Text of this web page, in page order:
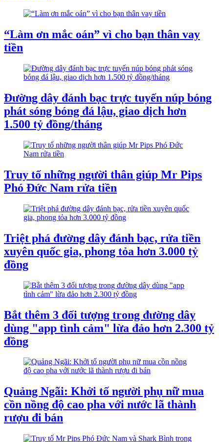
“Làm ơn mắc oán” vì cho bạn thân vay
tiền
Đường dây đánh bạc trực tuyến núp bóng
phát sóng bóng đá lậu, giao dịch hơn
1.500 tỷ đồng/tháng
Truy tố những người thân giúp Mr Pips
Phó Đức Nam rửa tiền
Triệt phá đường dây đánh bạc, rửa tiền
xuyên quốc gia, phong tỏa hơn 3.000 tỷ
đồng
Bắt thêm 3 đối tượng trong đường dây
dùng "app tình cảm" lừa đảo hơn 2.300 tỷ
đồng
Quảng Ngãi: Khởi tố người phụ nữ mua
cồn nồng độ cao pha với nước lã thành
rượu đi bán